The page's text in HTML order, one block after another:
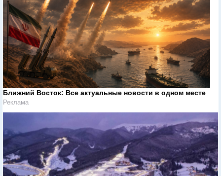
Ближний Восток: Все актуальные новости в одном месте
Реклама